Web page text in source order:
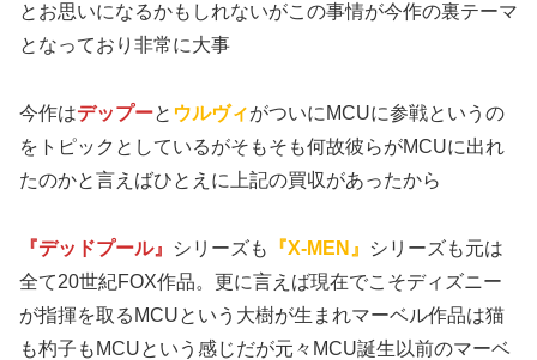
とお思いになるかもしれないがこの事情が今作の裏テーマ
となっており非常に大事
今作はデップーと ウルヴィがついにMCUに参戦というの
をトピックとしているがそもそも何故彼らがMCUに出れ
たのかと言えばひとえに上記の買収があったから
『デッドプール』 シリーズも 『X-MEN』
シリーズも元は
全て20世紀FOX作品。更に言えば現在でこそディズニー
が指揮を取るMCUという大樹が生まれマーベル作品は猫
も杓子もMCUという感じだが元々MCU誕生以前のマーベ